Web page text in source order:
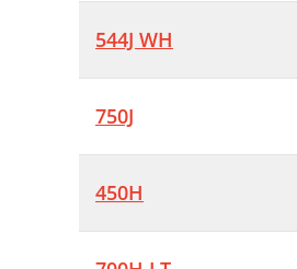
544J WH
750J
450H